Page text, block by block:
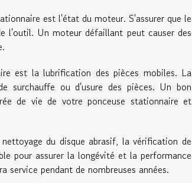
est l'état du moteur. S'assurer que le
l'outil. Un moteur défaillant peut causer des
est la lubrification des pièces mobiles. La
surchauffe ou d'usure des pièces. Un bon
de vie de votre ponceuse stationnaire et
du disque abrasif, la vérification de
pour assurer la longévité et la performance
pendant de nombreuses années.